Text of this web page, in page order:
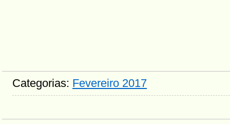
Categorias: Fevereiro 2017